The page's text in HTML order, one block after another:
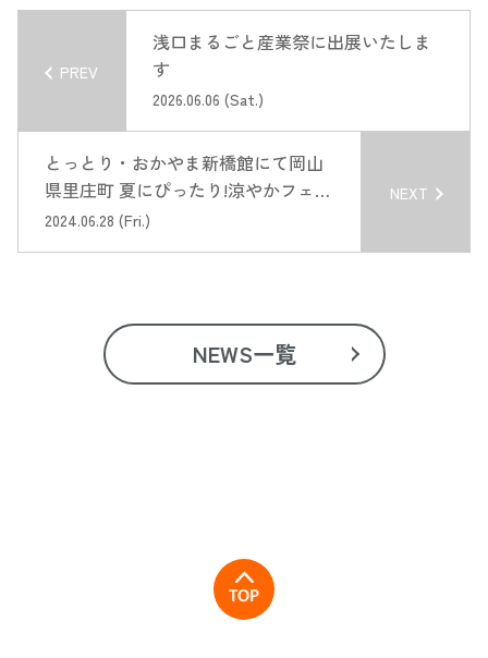
PREV
浅口まるごと産業祭に出展いたしま
す
2026.06.06 (Sat.)
とっとり・おかやま新橋館にて岡山
県里庄町 夏にぴったり!涼やかフェア
に出展いたします
2024.06.28 (Fri.)
NEXT
NEWS一覧